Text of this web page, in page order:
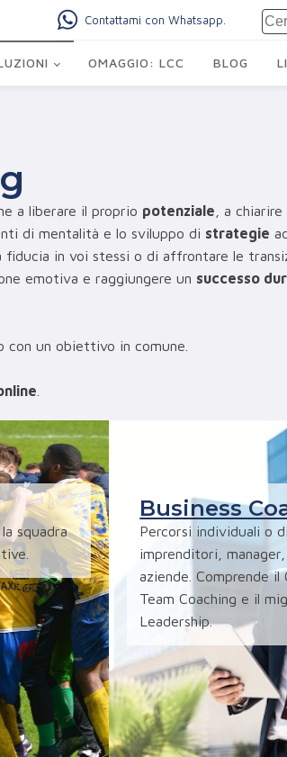
Contattami con Whatsapp.
OMAGGIO: LCC BLOG
a liberare il proprio potenziale , a
di mentalità e lo sviluppo di strategie
in voi stessi o di affrontare le
emotiva e raggiungere un successo
con un obiettivo in comune.
squadra
Business
Percorsi individuali o
imprenditori,
aziende. Comprende il
Team Coaching e il
Leadership.